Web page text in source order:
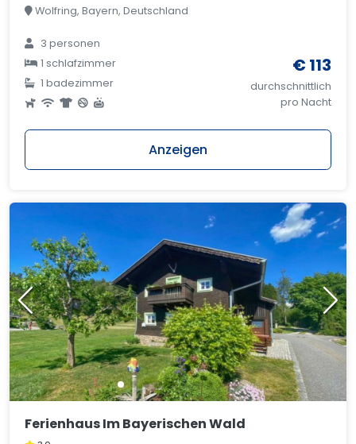
Wolfring, Bayern, Deutschland
3 personen
1 schlafzimmer
1 badezimmer
€ 113
durchschnittlich
pro Nacht
Anzeigen
Ferienhaus Im Bayerischen Wald